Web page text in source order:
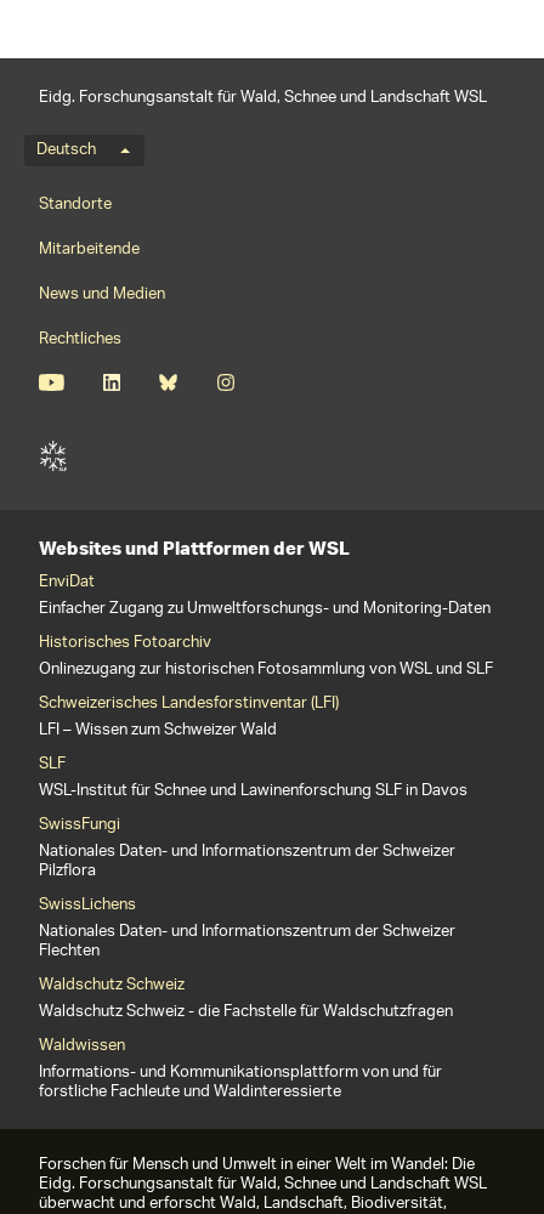
Eidg. Forschungsanstalt für Wald, Schnee und Landschaft WSL
Sprachmenü
Deutsch
Footernavigation
Standorte
Mitarbeitende
News und Medien
Rechtliches
Websites und Plattformen der WSL
EnviDat
Einfacher Zugang zu Umweltforschungs- und Monitoring-Daten
Historisches Fotoarchiv
Onlinezugang zur historischen Fotosammlung von WSL und SLF
Schweizerisches Landesforstinventar (LFI)
LFI – Wissen zum Schweizer Wald
SLF
WSL-Institut für Schnee und Lawinenforschung SLF in Davos
SwissFungi
Nationales Daten- und Informationszentrum der Schweizer
Pilzflora
SwissLichens
Nationales Daten- und Informationszentrum der Schweizer
Flechten
Waldschutz Schweiz
Waldschutz Schweiz - die Fachstelle für Waldschutzfragen
Waldwissen
Informations- und Kommunikationsplattform von und für
forstliche Fachleute und Waldinteressierte
Forschen für Mensch und Umwelt in einer Welt im Wandel: Die
Eidg. Forschungsanstalt für Wald, Schnee und Landschaft WSL
überwacht und erforscht Wald, Landschaft, Biodiversität,